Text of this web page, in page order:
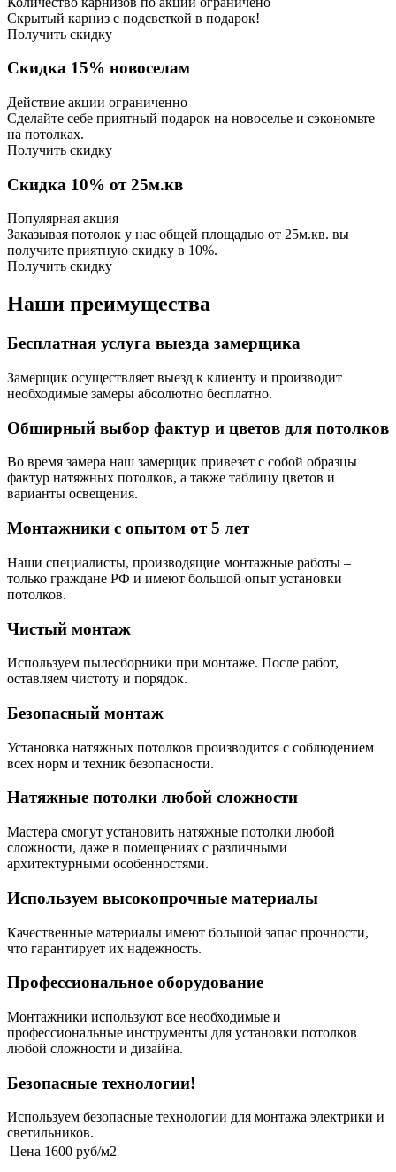
Скрытый карниз с подсветкой в подарок!
Получить скидку
Скидка 15% новоселам
Действие акции ограниченно
Сделайте себе приятный подарок на новоселье и сэкономьте
на потолках.
Получить скидку
Скидка 10% от 25м.кв
Популярная акция
Заказывая потолок у нас общей площадью от 25м.кв. вы
получите приятную скидку в 10%.
Получить скидку
Наши преимущества
Бесплатная услуга выезда замерщика
Замерщик осуществляет выезд к клиенту и производит
необходимые замеры абсолютно бесплатно.
Обширный выбор фактур и цветов для потолков
Во время замера наш замерщик привезет с собой образцы
фактур натяжных потолков, а также таблицу цветов и
варианты освещения.
Монтажники с опытом от 5 лет
Наши специалисты, производящие монтажные работы –
только граждане РФ и имеют большой опыт установки
потолков.
Чистый монтаж
Используем пылесборники при монтаже. После работ,
оставляем чистоту и порядок.
Безопасный монтаж
Установка натяжных потолков производится с соблюдением
всех норм и техник безопасности.
Натяжные потолки любой сложности
Мастера смогут установить натяжные потолки любой
сложности, даже в помещениях с различными
архитектурными особенностями.
Используем высокопрочные материалы
Качественные материалы имеют большой запас прочности,
что гарантирует их надежность.
Профессиональное оборудование
Монтажники используют все необходимые и
профессиональные инструменты для установки потолков
любой сложности и дизайна.
Безопасные технологии!
Используем безопасные технологии для монтажа электрики и
светильников.
Цена 1600 руб/м2